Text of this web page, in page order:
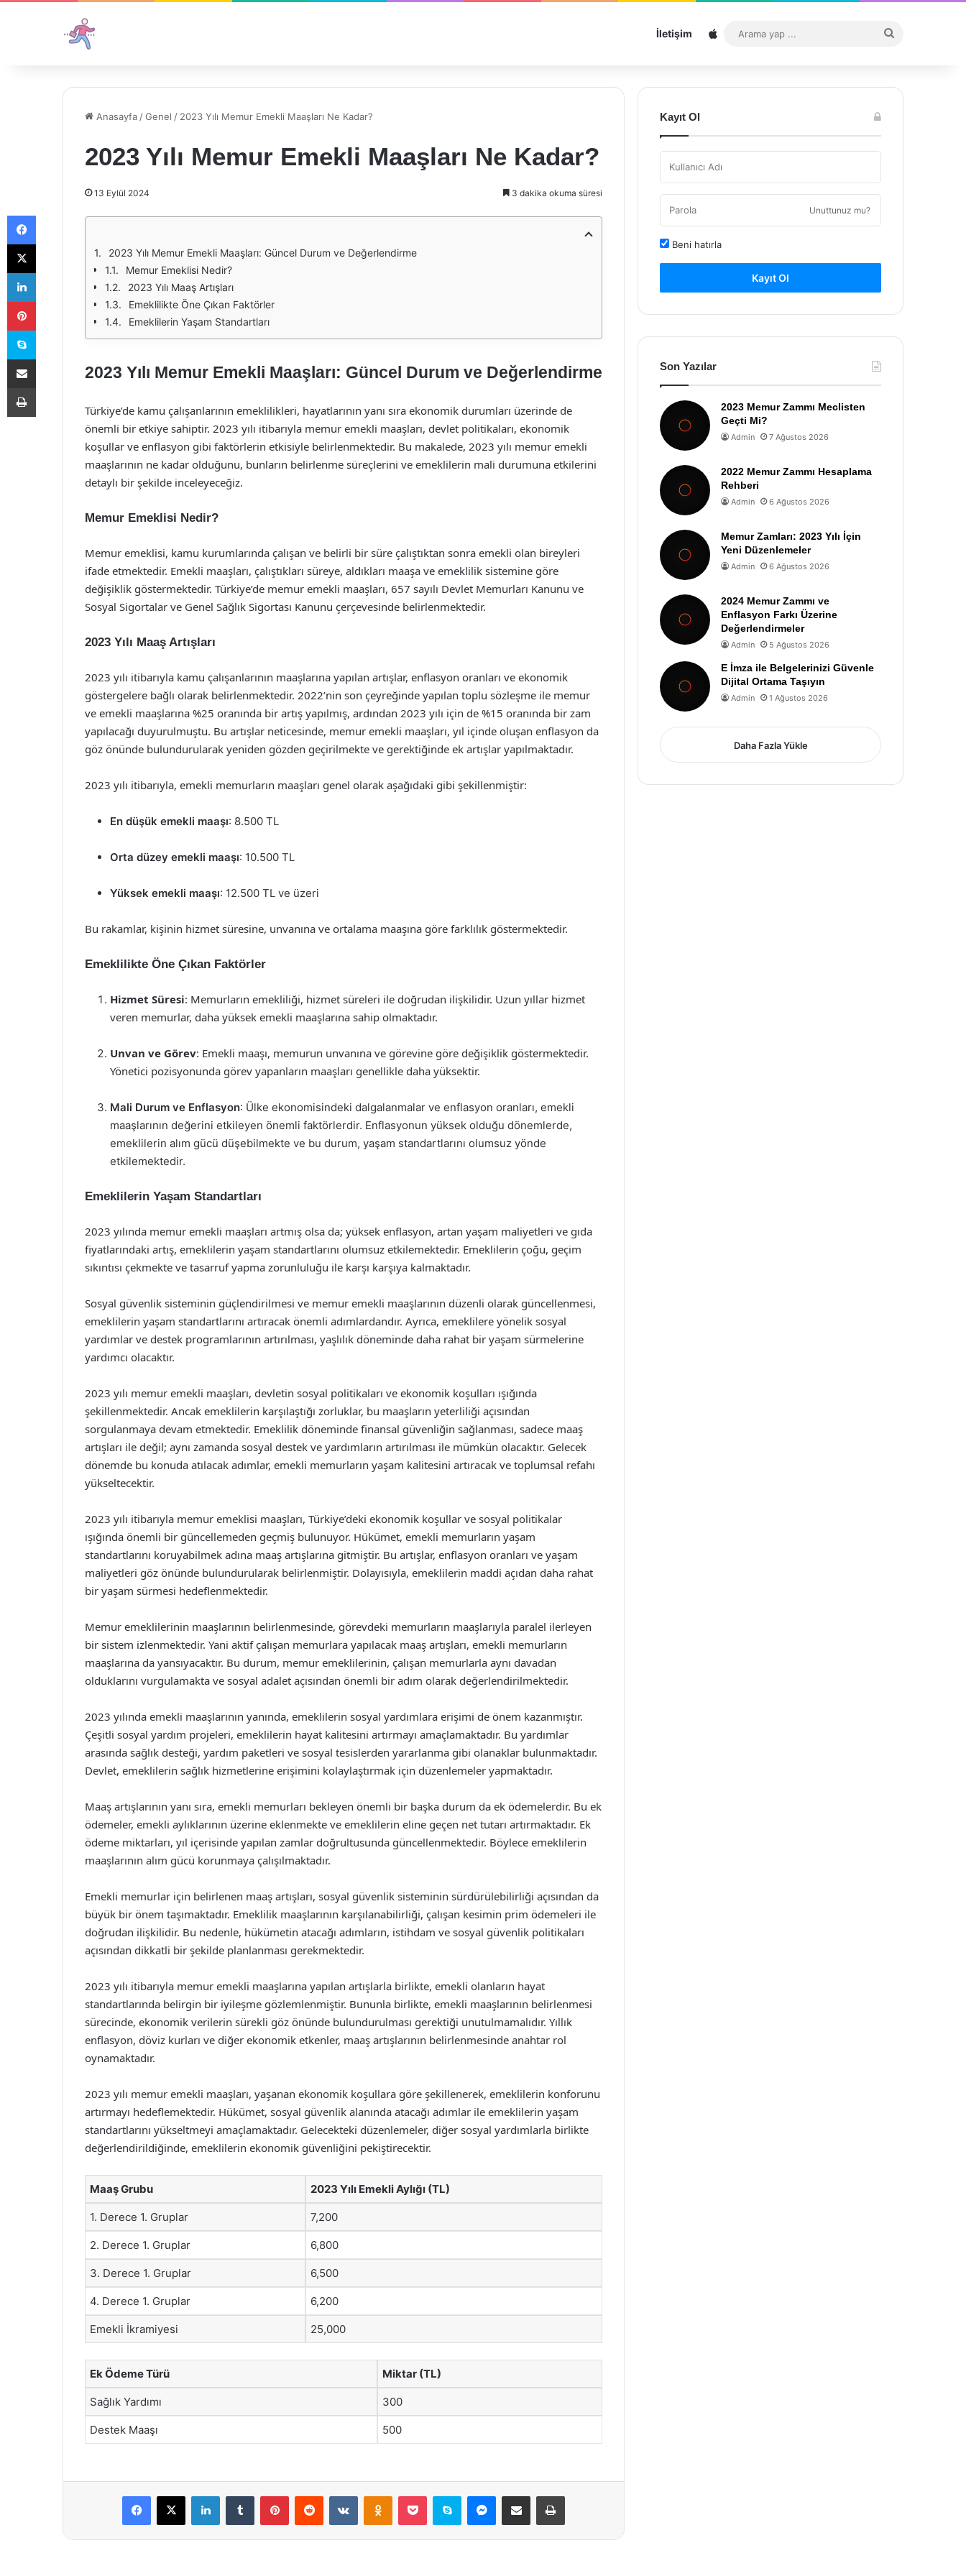
İletişim Sitemap
...
Anasayfa /Genel / 2023 Yılı Memur Emekli Maaşları Ne Kadar?
2023 Yılı Memur Emekli Maaşları Ne Kadar?
13 Eylül 2024 3 dakika okuma süresi
2023 Yılı Memur Emekli Maaşları: Güncel Durum ve Değerlendirme
Memur Emeklisi Nedir?
2023 Yılı Maaş Artışları
Emeklilikte Öne Çıkan Faktörler
Emeklilerin Yaşam Standartları
2023 Yılı Memur Emekli Maaşları: Güncel Durum ve Değerlendirme
Türkiye’de kamu çalışanlarının emeklilikleri, hayatlarının yanı sıra ekonomik durumları üzerinde de
önemli bir etkiye sahiptir. 2023 yılı itibarıyla memur emekli maaşları, devlet politikaları, ekonomik
koşullar ve enflasyon gibi faktörlerin etkisiyle belirlenmektedir. Bu makalede, 2023 yılı memur emekli
maaşlarının ne kadar olduğunu, bunların belirlenme süreçlerini ve emeklilerin mali durumuna etkilerini
detaylı bir şekilde inceleyeceğiz.
Memur Emeklisi Nedir?
Memur emeklisi, kamu kurumlarında çalışan ve belirli bir süre çalıştıktan sonra emekli olan bireyleri
ifade etmektedir. Emekli maaşları, çalıştıkları süreye, aldıkları maaşa ve emeklilik sistemine göre
değişiklik göstermektedir. Türkiye’de memur emekli maaşları, 657 sayılı Devlet Memurları Kanunu ve
Sosyal Sigortalar ve Genel Sağlık Sigortası Kanunu çerçevesinde belirlenmektedir.
2023 Yılı Maaş Artışları
2023 yılı itibarıyla kamu çalışanlarının maaşlarına yapılan artışlar, enflasyon oranları ve ekonomik
göstergelere bağlı olarak belirlenmektedir. 2022’nin son çeyreğinde yapılan toplu sözleşme ile memur
ve emekli maaşlarına %25 oranında bir artış yapılmış, ardından 2023 yılı için de %15 oranında bir zam
yapılacağı duyurulmuştu. Bu artışlar neticesinde, memur emekli maaşları, yıl içinde oluşan enflasyon da
göz önünde bulundurularak yeniden gözden geçirilmekte ve gerektiğinde ek artışlar yapılmaktadır.
2023 yılı itibarıyla, emekli memurların maaşları genel olarak aşağıdaki gibi şekillenmiştir:
En düşük emekli maaşı: 8.500 TL
Orta düzey emekli maaşı: 10.500 TL
Yüksek emekli maaşı: 12.500 TL ve üzeri
Bu rakamlar, kişinin hizmet süresine, unvanına ve ortalama maaşına göre farklılık göstermektedir.
Emeklilikte Öne Çıkan Faktörler
Hizmet Süresi: Memurların emekliliği, hizmet süreleri ile doğrudan ilişkilidir. Uzun yıllar hizmet
veren memurlar, daha yüksek emekli maaşlarına sahip olmaktadır.
Unvan ve Görev: Emekli maaşı, memurun unvanına ve görevine göre değişiklik göstermektedir.
Yönetici pozisyonunda görev yapanların maaşları genellikle daha yüksektir.
Mali Durum ve Enflasyon: Ülke ekonomisindeki dalgalanmalar ve enflasyon oranları, emekli
maaşlarının değerini etkileyen önemli faktörlerdir. Enflasyonun yüksek olduğu dönemlerde,
emeklilerin alım gücü düşebilmekte ve bu durum, yaşam standartlarını olumsuz yönde
etkilemektedir.
Emeklilerin Yaşam Standartları
2023 yılında memur emekli maaşları artmış olsa da; yüksek enflasyon, artan yaşam maliyetleri ve gıda
fiyatlarındaki artış, emeklilerin yaşam standartlarını olumsuz etkilemektedir. Emeklilerin çoğu, geçim
sıkıntısı çekmekte ve tasarruf yapma zorunluluğu ile karşı karşıya kalmaktadır.
Sosyal güvenlik sisteminin güçlendirilmesi ve memur emekli maaşlarının düzenli olarak güncellenmesi,
emeklilerin yaşam standartlarını artıracak önemli adımlardandır. Ayrıca, emeklilere yönelik sosyal
yardımlar ve destek programlarının artırılması, yaşlılık döneminde daha rahat bir yaşam sürmelerine
yardımcı olacaktır.
2023 yılı memur emekli maaşları, devletin sosyal politikaları ve ekonomik koşulları ışığında
şekillenmektedir. Ancak emeklilerin karşılaştığı zorluklar, bu maaşların yeterliliği açısından
sorgulanmaya devam etmektedir. Emeklilik döneminde finansal güvenliğin sağlanması, sadece maaş
artışları ile değil; aynı zamanda sosyal destek ve yardımların artırılması ile mümkün olacaktır. Gelecek
dönemde bu konuda atılacak adımlar, emekli memurların yaşam kalitesini artıracak ve toplumsal refahı
yükseltecektir.
2023 yılı itibarıyla memur emeklisi maaşları, Türkiye’deki ekonomik koşullar ve sosyal politikalar
ışığında önemli bir güncellemeden geçmiş bulunuyor. Hükümet, emekli memurların yaşam
standartlarını koruyabilmek adına maaş artışlarına gitmiştir. Bu artışlar, enflasyon oranları ve yaşam
maliyetleri göz önünde bulundurularak belirlenmiştir. Dolayısıyla, emeklilerin maddi açıdan daha rahat
bir yaşam sürmesi hedeflenmektedir.
Memur emeklilerinin maaşlarının belirlenmesinde, görevdeki memurların maaşlarıyla paralel ilerleyen
bir sistem izlenmektedir. Yani aktif çalışan memurlara yapılacak maaş artışları, emekli memurların
maaşlarına da yansıyacaktır. Bu durum, memur emeklilerinin, çalışan memurlarla aynı davadan
olduklarını vurgulamakta ve sosyal adalet açısından önemli bir adım olarak değerlendirilmektedir.
2023 yılında emekli maaşlarının yanında, emeklilerin sosyal yardımlara erişimi de önem kazanmıştır.
Çeşitli sosyal yardım projeleri, emeklilerin hayat kalitesini artırmayı amaçlamaktadır. Bu yardımlar
arasında sağlık desteği, yardım paketleri ve sosyal tesislerden yararlanma gibi olanaklar bulunmaktadır.
Devlet, emeklilerin sağlık hizmetlerine erişimini kolaylaştırmak için düzenlemeler yapmaktadır.
Maaş artışlarının yanı sıra, emekli memurları bekleyen önemli bir başka durum da ek ödemelerdir. Bu ek
ödemeler, emekli aylıklarının üzerine eklenmekte ve emeklilerin eline geçen net tutarı artırmaktadır. Ek
ödeme miktarları, yıl içerisinde yapılan zamlar doğrultusunda güncellenmektedir. Böylece emeklilerin
maaşlarının alım gücü korunmaya çalışılmaktadır.
Emekli memurlar için belirlenen maaş artışları, sosyal güvenlik sisteminin sürdürülebilirliği açısından da
büyük bir önem taşımaktadır. Emeklilik maaşlarının karşılanabilirliği, çalışan kesimin prim ödemeleri ile
doğrudan ilişkilidir. Bu nedenle, hükümetin atacağı adımların, istihdam ve sosyal güvenlik politikaları
açısından dikkatli bir şekilde planlanması gerekmektedir.
2023 yılı itibarıyla memur emekli maaşlarına yapılan artışlarla birlikte, emekli olanların hayat
standartlarında belirgin bir iyileşme gözlemlenmiştir. Bununla birlikte, emekli maaşlarının belirlenmesi
sürecinde, ekonomik verilerin sürekli göz önünde bulundurulması gerektiği unutulmamalıdır. Yıllık
enflasyon, döviz kurları ve diğer ekonomik etkenler, maaş artışlarının belirlenmesinde anahtar rol
oynamaktadır.
2023 yılı memur emekli maaşları, yaşanan ekonomik koşullara göre şekillenerek, emeklilerin konforunu
artırmayı hedeflemektedir. Hükümet, sosyal güvenlik alanında atacağı adımlar ile emeklilerin yaşam
standartlarını yükseltmeyi amaçlamaktadır. Gelecekteki düzenlemeler, diğer sosyal yardımlarla birlikte
değerlendirildiğinde, emeklilerin ekonomik güvenliğini pekiştirecektir.
Maaş Grubu 2023 Yılı Emekli Aylığı (TL)
1. Derece 1. Gruplar 7,200
2. Derece 1. Gruplar 6,800
3. Derece 1. Gruplar 6,500
4. Derece 1. Gruplar 6,200
Emekli İkramiyesi 25,000
Ek Ödeme Türü Miktar (TL)
Sağlık Yardımı 300
Destek Maaşı 500
Facebook
X LinkedInTumblr PinterestReddit VKontakteOdnoklassniki
Pocket Skype Messenger
E-Posta ile paylaş Yazdır
Kayıt Ol
Unuttunuz mu?
Beni hatırla
Kayıt Ol
Son Yazılar
2023 Memur Zammı Meclisten
Geçti Mi?
Admin 7 Ağustos 2026
2022 Memur Zammı Hesaplama
Rehberi
Admin 6 Ağustos 2026
Memur Zamları: 2023 Yılı İçin
Yeni Düzenlemeler
Admin 6 Ağustos 2026
2024 Memur Zammı ve
Enflasyon Farkı Üzerine
Değerlendirmeler
Admin 5 Ağustos 2026
E İmza ile Belgelerinizi Güvenle
Dijital Ortama Taşıyın
Admin 1 Ağustos 2026
Daha Fazla Yükle
Facebook
X
LinkedIn
Pinterest
Skype
E-Posta ile paylaş